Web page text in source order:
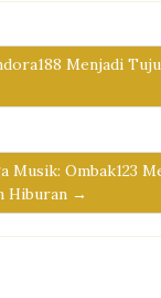
Menjadi
Musik: Ombak123
Hiburan →